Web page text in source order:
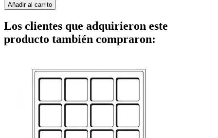
Añadir al carrito
Los clientes que adquirieron este
producto también compraron: